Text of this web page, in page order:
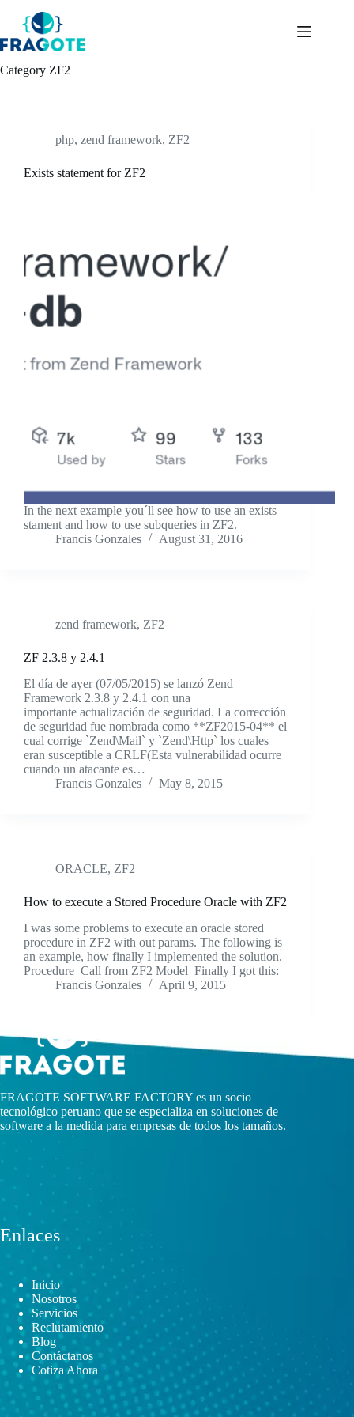
content
Category ZF2
php, zend framework, ZF2
Exists statement for ZF2
In the next example you´ll see how to use an exists
stament and how to use subqueries in ZF2.
Francis Gonzales
August 31, 2016
zend framework, ZF2
ZF 2.3.8 y 2.4.1
El día de ayer (07/05/2015) se lanzó Zend
Framework 2.3.8 y 2.4.1 con una
importante actualización de seguridad. La corrección
de seguridad fue nombrada como **ZF2015-04** el
cual corrige `Zend\Mail` y `Zend\Http` los cuales
eran susceptible a CRLF(Esta vulnerabilidad ocurre
cuando un atacante es…
Francis Gonzales
May 8, 2015
ORACLE, ZF2
How to execute a Stored Procedure Oracle with ZF2
I was some problems to execute an oracle stored
procedure in ZF2 with out params. The following is
an example, how finally I implemented the solution.
Procedure Call from ZF2 Model Finally I got this:
Francis Gonzales
April 9, 2015
FRAGOTE SOFTWARE FACTORY es un socio
tecnológico peruano que se especializa en soluciones de
software a la medida para empresas de todos los tamaños.
Enlaces
Inicio
Nosotros
Servicios
Reclutamiento
Blog
Contáctanos
Cotiza Ahora